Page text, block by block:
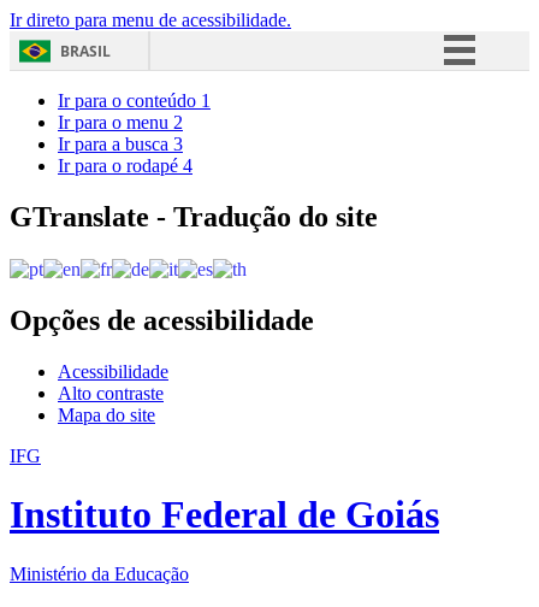
Ir direto para menu de acessibilidade.
BRASIL
Acesso à informação
Ir para o conteúdo 1
Ir para o menu 2
Ir para a busca 3
Ir para o rodapé 4
GTranslate - Tradução do site
Opções de acessibilidade
Acessibilidade
Alto contraste
Mapa do site
IFG
Instituto Federal de Goiás
Ministério da Educação